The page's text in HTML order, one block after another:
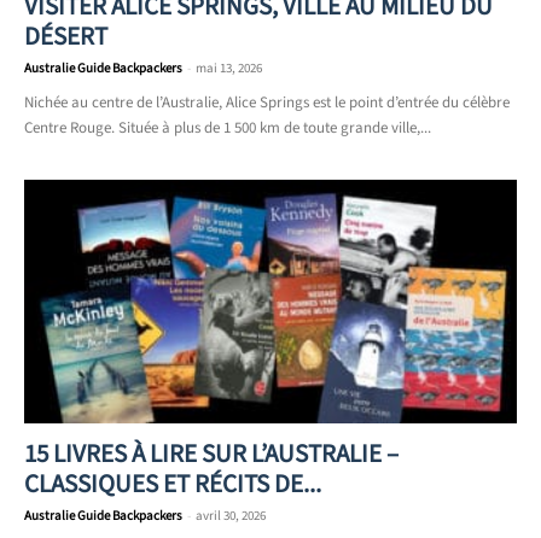
DÉSERT
Australie Guide Backpackers - mai 13, 2026
Nichée au centre de l’Australie, Alice Springs est le point d’entrée du célèbre
Centre Rouge. Située à plus de 1 500 km de toute grande ville,...
15 LIVRES À LIRE SUR L’AUSTRALIE –
CLASSIQUES ET RÉCITS DE...
Australie Guide Backpackers - avril 30, 2026